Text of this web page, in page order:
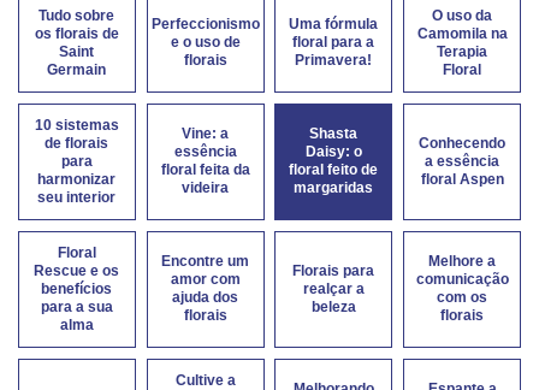
Tudo sobre
os florais de
Saint
Germain
Perfeccionismo
e o uso de
florais
Uma fórmula
floral para a
Primavera!
O uso da
Camomila na
Terapia
Floral
10 sistemas
de florais
para
harmonizar
seu interior
Vine: a
essência
floral feita da
videira
Shasta
Daisy: o
floral feito de
margaridas
Conhecendo
a essência
floral Aspen
Floral
Rescue e os
benefícios
para a sua
alma
Encontre um
amor com
ajuda dos
florais
Florais para
realçar a
beleza
Melhore a
comunicação
com os
florais
Cultive a